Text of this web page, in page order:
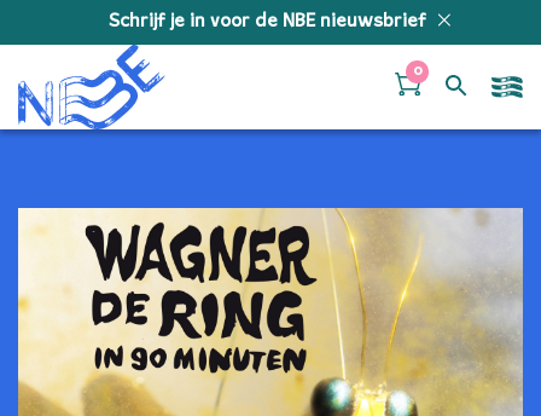
Schrijf je in voor de NBE nieuwsbrief
0